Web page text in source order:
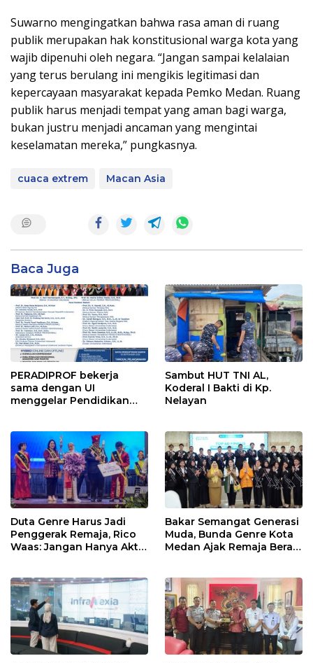
​Suwarno mengingatkan bahwa rasa aman di ruang
publik merupakan hak konstitusional warga kota yang
wajib dipenuhi oleh negara. “Jangan sampai kelalaian
yang terus berulang ini mengikis legitimasi dan
kepercayaan masyarakat kepada Pemko Medan. Ruang
publik harus menjadi tempat yang aman bagi warga,
bukan justru menjadi ancaman yang mengintai
keselamatan mereka,” pungkasnya.
cuaca extrem Macan Asia
Baca Juga
PERADIPROF bekerja
sama dengan UI
menggelar Pendidikan
Sambut HUT TNI AL,
Koderal I Bakti di Kp.
Nelayan
Duta Genre Harus Jadi
Penggerak Remaja, Rico
Waas: Jangan Hanya Aktif
Bakar Semangat Generasi
Muda, Bunda Genre Kota
Medan Ajak Remaja Berani